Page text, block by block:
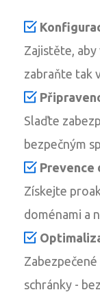
Zajistěte, aby
zabraňte tak
Slaďte
bezpečným
Prevence
Získejte
doménami a
schránky -